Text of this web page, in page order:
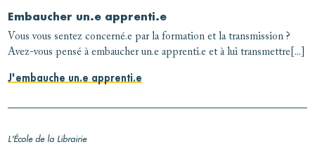
Embaucher un.e apprenti.e
Vous vous sentez concerné.e par la formation et la transmission ?
Avez-vous pensé à embaucher un.e apprenti.e et à lui transmettre[...]
J'embauche un.e apprenti.e
L'École de la Librairie